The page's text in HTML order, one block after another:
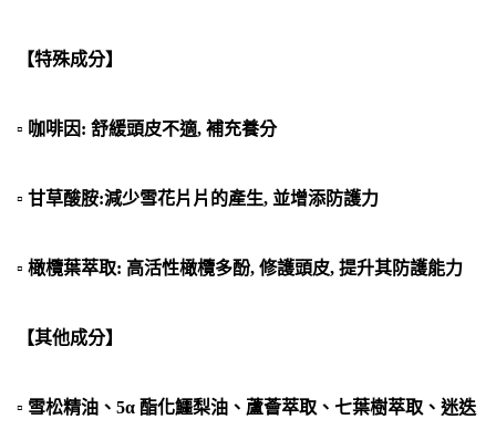
【特殊成分】
▫ 咖啡因: 舒緩頭皮不適, 補充養分
▫ 甘草酸胺:減少雪花片片的產生, 並增添防護力
▫ 橄欖葉萃取: 高活性橄欖多酚, 修護頭皮, 提升其防護能力
【其他成分】
▫ 雪松精油、5α 酯化鱷梨油、蘆薈萃取、七葉樹萃取、迷迭